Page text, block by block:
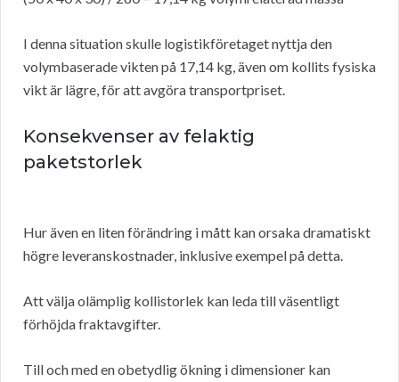
I denna situation skulle logistikföretaget nyttja den
volymbaserade vikten på 17,14 kg, även om kollits fysiska
vikt är lägre, för att avgöra transportpriset.
Konsekvenser av felaktig
paketstorlek
Hur även en liten förändring i mått kan orsaka dramatiskt
högre leveranskostnader, inklusive exempel på detta.
Att välja olämplig kollistorlek kan leda till väsentligt
förhöjda fraktavgifter.
Till och med en obetydlig ökning i dimensioner kan